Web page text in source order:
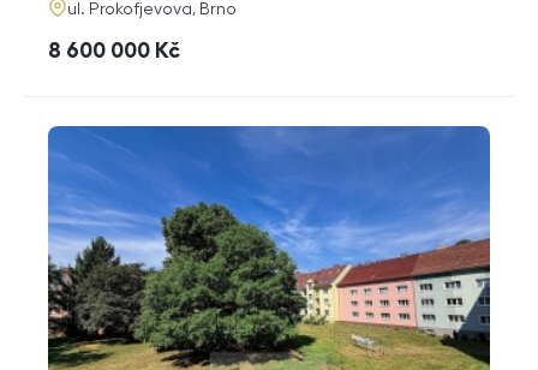
adresa
ul. Prokofjevova, Brno
cena
8 600 000 Kč